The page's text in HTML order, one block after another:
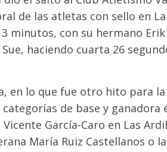
de las atletas con sello en La
minutos, con su hermano Erik
haciendo cuarta 26
en lo que fue otro hito para la
de base y ganadora
García-Caro en Las
María Ruiz Castellanos o la